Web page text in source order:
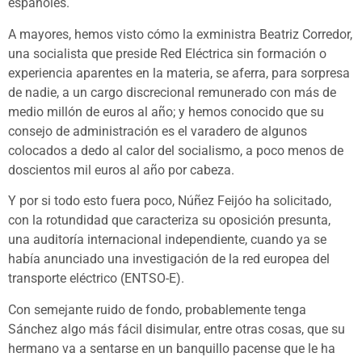
españoles.
A mayores, hemos visto cómo la exministra Beatriz Corredor,
una socialista que preside Red Eléctrica sin formación o
experiencia aparentes en la materia, se aferra, para sorpresa
de nadie, a un cargo discrecional remunerado con más de
medio millón de euros al año; y hemos conocido que su
consejo de administración es el varadero de algunos
colocados a dedo al calor del socialismo, a poco menos de
doscientos mil euros al año por cabeza.
Y por si todo esto fuera poco, Núñez Feijóo ha solicitado,
con la rotundidad que caracteriza su oposición presunta,
una auditoría internacional independiente, cuando ya se
había anunciado una investigación de la red europea del
transporte eléctrico (ENTSO-E).
Con semejante ruido de fondo, probablemente tenga
Sánchez algo más fácil disimular, entre otras cosas, que su
hermano va a sentarse en un banquillo pacense que le ha